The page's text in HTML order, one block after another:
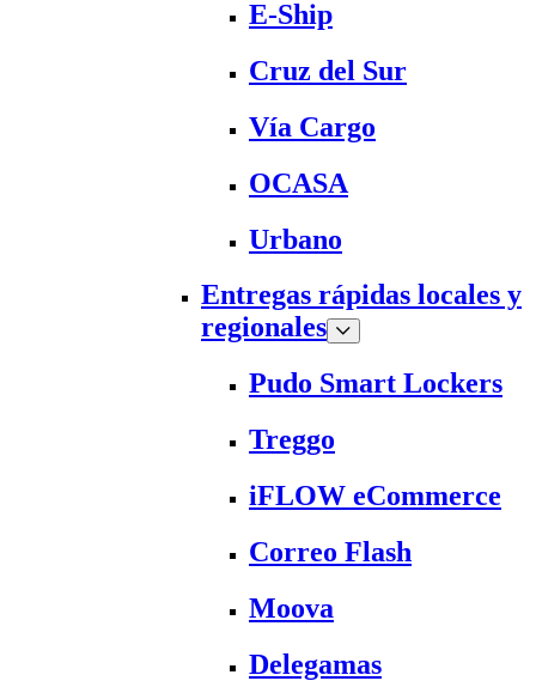
E-Ship
Cruz del Sur
Vía Cargo
OCASA
Urbano
Entregas rápidas locales y
regionales
Pudo Smart Lockers
Treggo
iFLOW eCommerce
Correo Flash
Moova
Delegamas